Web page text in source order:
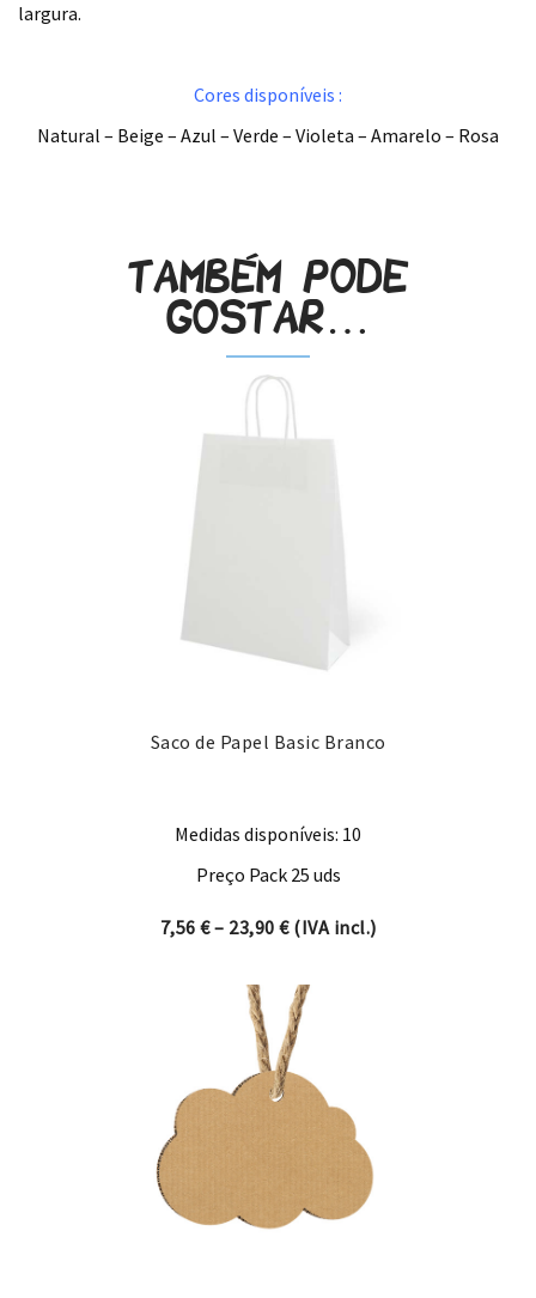
largura.
Cores disponíveis :
Natural – Beige – Azul – Verde – Violeta – Amarelo – Rosa
Também pode
gostar…
Saco de Papel Basic Branco
Medidas disponíveis: 10
Preço Pack 25 uds
7,56 €– 23,90 €Price range: 7,56 € through
(IVA incl.)